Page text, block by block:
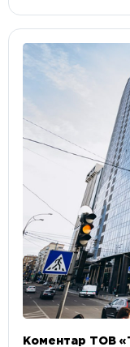
Коментар ТОВ